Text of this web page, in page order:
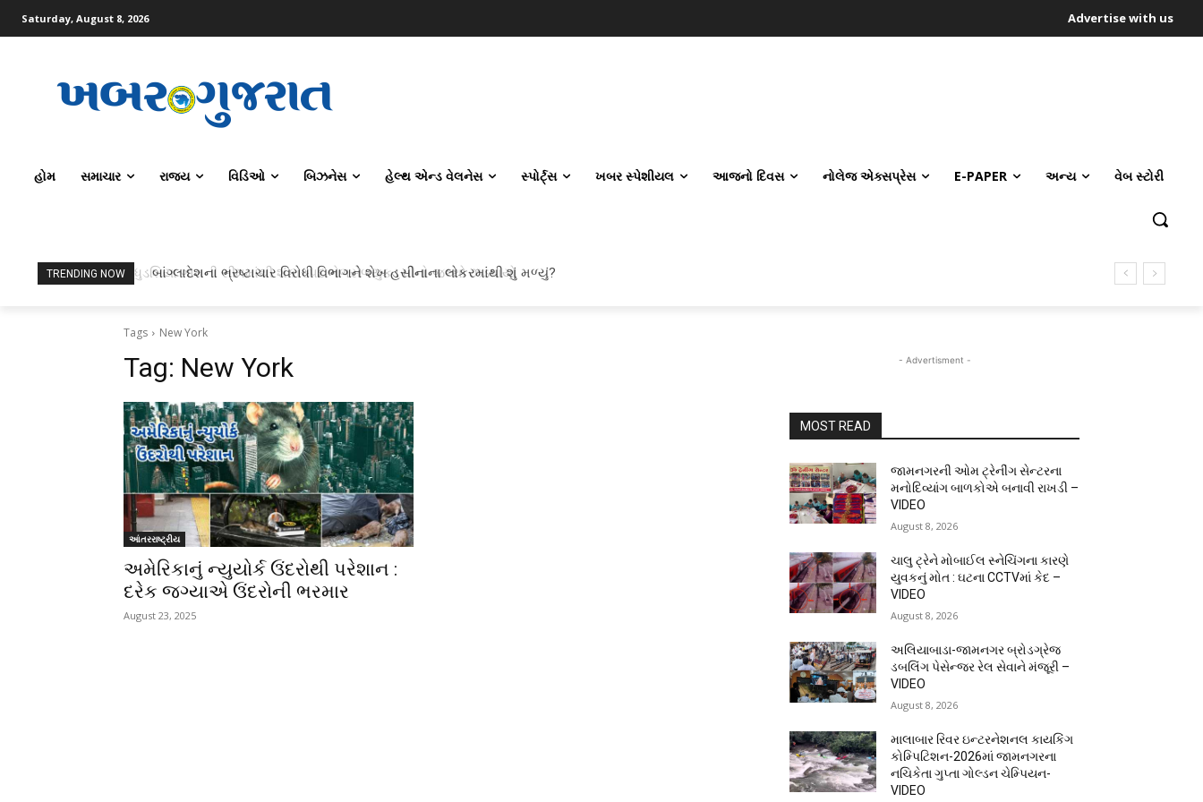
Saturday, August 8, 2026 Advertise with us
હોમ સમાચાર રાજ્ય વિડિઓ બિઝનેસ હેલ્થ એન્ડ વેલનેસ સ્પોર્ટ્સ ખબર સ્પેશીયલ આજનો દિવસ નોલેજ એક્સપ્રેસ E-PAPER અન્ય વેબ સ્ટોરી
TRENDING NOW ધુડશિયા ગામની સીમમાંથી શંકાસ્પદ ભેળસેળયુક્ત ઘીનો જથ્થો ઝડપાયો
બાંગ્લાદેશના ભ્રષ્ટાચાર વિરોધી વિભાગને શેખ હસીનાના લોકરમાંથી શું મળ્યું?
Tags New York
Tag: New York
આંતરરાષ્ટ્રીય
અમેરિકાનું ન્યુયોર્ક ઉંદરોથી પરેશાન :
દરેક જગ્યાએ ઉંદરોની ભરમાર
August 23, 2025
- Advertisment -
MOST READ
જામનગરની ઓમ ટ્રેનીંગ સેન્ટરના
મનોદિવ્યાંગ બાળકોએ બનાવી રાખડી –
VIDEO
August 8, 2026
ચાલુ ટ્રેને મોબાઈલ સ્નેચિંગના કારણે
યુવકનું મોત : ઘટના CCTVમાં કેદ –
VIDEO
August 8, 2026
અલિયાબાડા-જામનગર બ્રોડગ્રેજ
ડબલિંગ પેસેન્જર રેલ સેવાને મંજૂરી –
VIDEO
August 8, 2026
માલાબાર રિવર ઇન્ટરનેશનલ કાયકિંગ
કોમ્પિટિશન-2026માં જામનગરના
નચિકેતા ગુપ્તા ગોલ્ડન ચેમ્પિયન-
VIDEO